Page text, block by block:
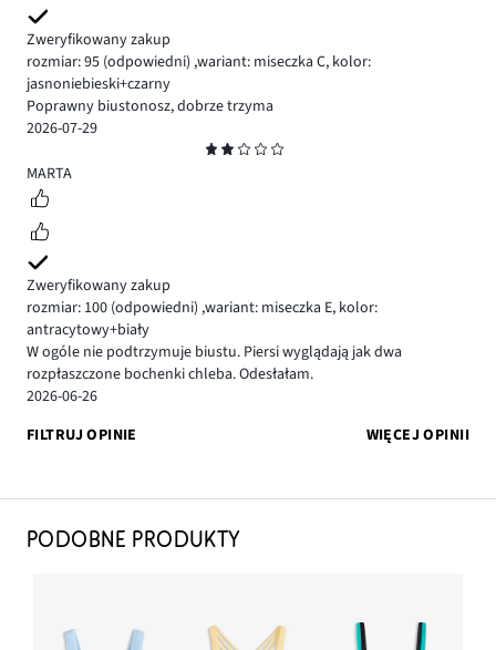
Zweryfikowany zakup
rozmiar: 95 (odpowiedni) ,wariant: miseczka C, kolor:
jasnoniebieski+czarny
Poprawny biustonosz, dobrze trzyma
2026-07-29
2
MARTA
Zweryfikowany zakup
rozmiar: 100 (odpowiedni) ,wariant: miseczka E, kolor:
antracytowy+biały
W ogóle nie podtrzymuje biustu. Piersi wyglądają jak dwa
rozpłaszczone bochenki chleba. Odesłałam.
2026-06-26
FILTRUJ OPINIE
WIĘCEJ OPINII
PODOBNE PRODUKTY